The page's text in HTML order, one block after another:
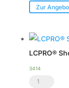
Acoustic
HDSP-
6DA
|
DSP
Endstufe
Zur
LCPRO®
3414
LCPRO®